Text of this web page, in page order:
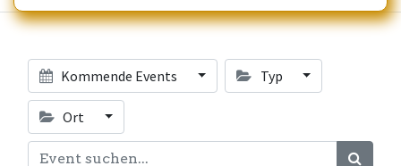
Kommende Events Typ
Ort